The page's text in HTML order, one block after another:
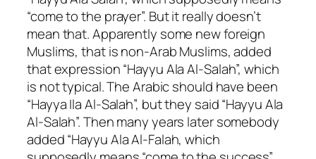
“come to the prayer”. But it really doesn’t
mean that. Apparently some new foreign
Muslims, that is non-Arab Muslims, added
that expression “Hayyu Ala Al-Salah”, which
is not typical. The Arabic should have been
“Hayya Ila Al-Salah”, but they said “Hayyu Ala
Al-Salah”. Then many years later somebody
added “Hayyu Ala Al-Falah, which